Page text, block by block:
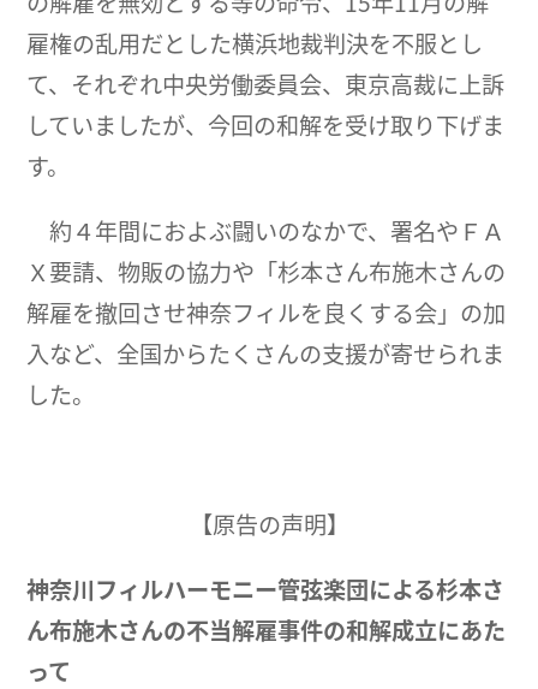
雇権の乱用だとした横浜地裁判決を不服とし
て、それぞれ中央労働委員会、東京高裁に上訴
していましたが、今回の和解を受け取り下げま
す。
約４年間におよぶ闘いのなかで、署名やＦＡ
Ｘ要請、物販の協力や「杉本さん布施木さんの
解雇を撤回させ神奈フィルを良くする会」の加
入など、全国からたくさんの支援が寄せられま
した。
【原告の声明】
神奈川フィルハーモニー管弦楽団による杉本さ
ん布施木さんの不当解雇事件の和解成立にあた
って